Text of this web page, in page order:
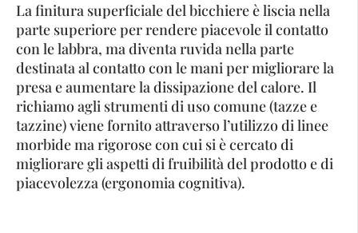
La finitura superficiale del bicchiere è liscia nella
parte superiore per rendere piacevole il contatto
con le labbra, ma diventa ruvida nella parte
destinata al contatto con le mani per migliorare la
presa e aumentare la dissipazione del calore. Il
richiamo agli strumenti di uso comune (tazze e
tazzine) viene fornito attraverso l’utilizzo di linee
morbide ma rigorose con cui si è cercato di
migliorare gli aspetti di fruibilità del prodotto e di
piacevolezza (ergonomia cognitiva).